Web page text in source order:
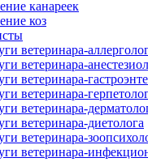
канареек
коз
ветеринара-
ветеринара-
ветеринара-
ветеринара-
ветеринара-
ветеринара-диетолога
ветеринара-
ветеринара-